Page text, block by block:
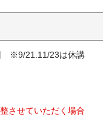
※9/21.11/23は休講
させていただく場合